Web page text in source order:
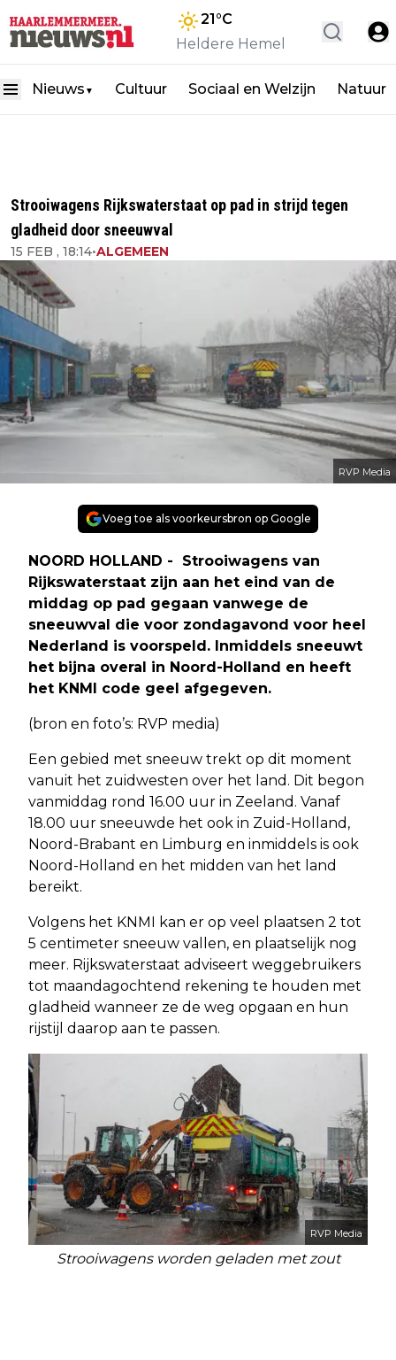
21°C
Heldere Hemel
Nieuws ▼ Cultuur Sociaal en Welzijn Natuur
Strooiwagens Rijkswaterstaat op pad in strijd tegen
gladheid door sneeuwval
15 FEB , 18:14•ALGEMEEN
RVP Media
Voeg toe als voorkeursbron op Google
NOORD HOLLAND - Strooiwagens van
Rijkswaterstaat zijn aan het eind van de
middag op pad gegaan vanwege de
sneeuwval die voor zondagavond voor heel
Nederland is voorspeld. Inmiddels sneeuwt
het bijna overal in Noord-Holland en heeft
het KNMI code geel afgegeven.
(bron en foto’s: RVP media)
Een gebied met sneeuw trekt op dit moment
vanuit het zuidwesten over het land. Dit begon
vanmiddag rond 16.00 uur in Zeeland. Vanaf
18.00 uur sneeuwde het ook in Zuid-Holland,
Noord-Brabant en Limburg en inmiddels is ook
Noord-Holland en het midden van het land
bereikt.
Volgens het KNMI kan er op veel plaatsen 2 tot
5 centimeter sneeuw vallen, en plaatselijk nog
meer. Rijkswaterstaat adviseert weggebruikers
tot maandagochtend rekening te houden met
gladheid wanneer ze de weg opgaan en hun
rijstijl daarop aan te passen.
RVP Media
Strooiwagens worden geladen met zout